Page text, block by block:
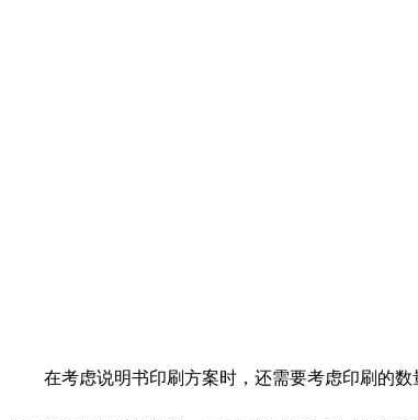
在考虑说明书印刷方案时，还需要考虑印刷的